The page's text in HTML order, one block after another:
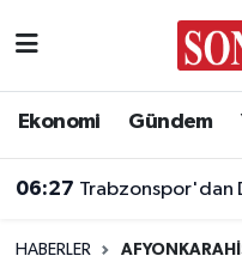
Ekonomi Gündem
06:27 Trabzonspor'dan Dev
HABERLER
Asayiş
Ankara Nöbetçi